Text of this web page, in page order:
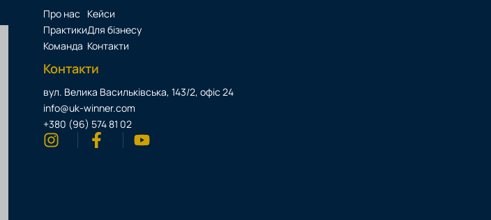
Про нас
Практики
Команда
Кейси
Для бізнесу
Контакти
Контакти
вул. Велика Васильківська, 143/2, офіс 24
info@uk-winner.com
+380 (96) 574 81 02